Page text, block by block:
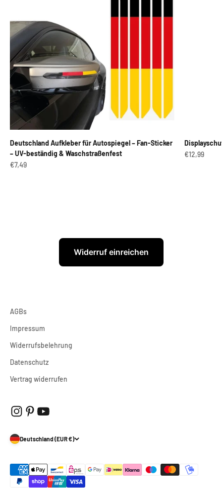
Deutschland Aufkleber für Autospiegel – Fan-Sticker
– UV-beständig & Waschstraßenfest
Angebot
€7,49
Angebot
€12,99
Widerruf einreichen
AGBs
Impressum
Widerrufsbelehrung
Datenschutz
Vertrag widerrufen
Deutschland (EUR €)